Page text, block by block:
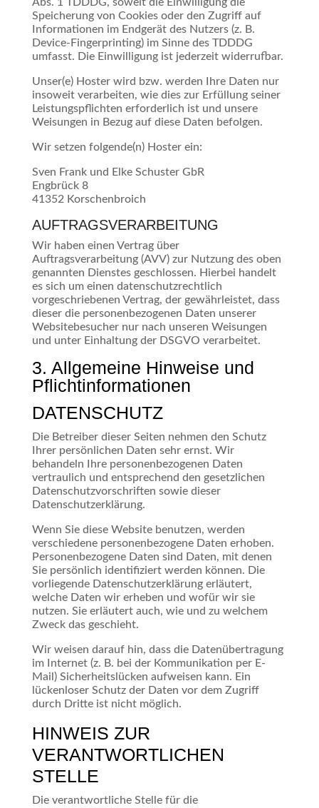
Speicherung von Cookies oder den Zugriff auf
Informationen im Endgerät des Nutzers (z. B.
Device-Fingerprinting) im Sinne des TDDDG
umfasst. Die Einwilligung ist jederzeit widerrufbar.
Unser(e) Hoster wird bzw. werden Ihre Daten nur
insoweit verarbeiten, wie dies zur Erfüllung seiner
Leistungspflichten erforderlich ist und unsere
Weisungen in Bezug auf diese Daten befolgen.
Wir setzen folgende(n) Hoster ein:
Sven Frank und Elke Schuster GbR
Engbrück 8
41352 Korschenbroich
AUFTRAGSVERARBEITUNG
Wir haben einen Vertrag über
Auftragsverarbeitung (AVV) zur Nutzung des oben
genannten Dienstes geschlossen. Hierbei handelt
es sich um einen datenschutzrechtlich
vorgeschriebenen Vertrag, der gewährleistet, dass
dieser die personenbezogenen Daten unserer
Websitebesucher nur nach unseren Weisungen
und unter Einhaltung der DSGVO verarbeitet.
3. Allgemeine Hinweise und
Pflicht­informationen
DATENSCHUTZ
Die Betreiber dieser Seiten nehmen den Schutz
Ihrer persönlichen Daten sehr ernst. Wir
behandeln Ihre personenbezogenen Daten
vertraulich und entsprechend den gesetzlichen
Datenschutzvorschriften sowie dieser
Datenschutzerklärung.
Wenn Sie diese Website benutzen, werden
verschiedene personenbezogene Daten erhoben.
Personenbezogene Daten sind Daten, mit denen
Sie persönlich identifiziert werden können. Die
vorliegende Datenschutzerklärung erläutert,
welche Daten wir erheben und wofür wir sie
nutzen. Sie erläutert auch, wie und zu welchem
Zweck das geschieht.
Wir weisen darauf hin, dass die Datenübertragung
im Internet (z. B. bei der Kommunikation per E-
Mail) Sicherheitslücken aufweisen kann. Ein
lückenloser Schutz der Daten vor dem Zugriff
durch Dritte ist nicht möglich.
HINWEIS ZUR
VERANTWORTLICHEN
STELLE
Die verantwortliche Stelle für die